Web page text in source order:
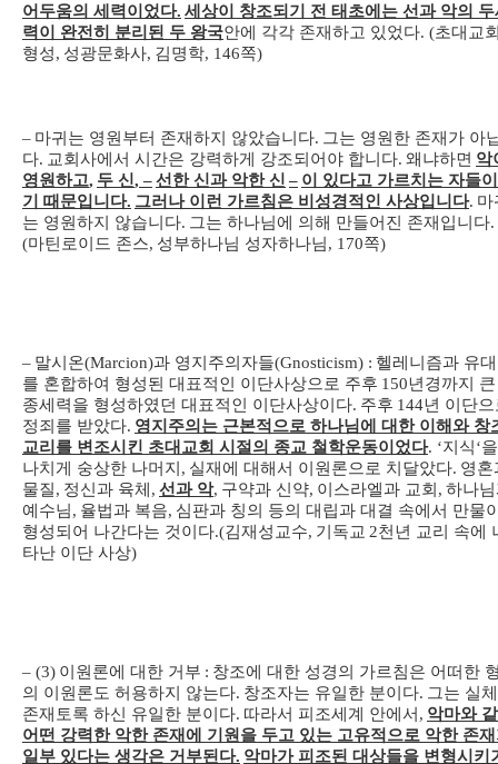
어두움의 세력이었다. 세상이 창조되기 전 태초에는 선과 악의 두
력이 완전히 분리된 두 왕국안에 각각 존재하고 있었다. (초대교
형성, 성광문화사, 김명학, 146쪽)
– 마귀는 영원부터 존재하지 않았습니다. 그는 영원한 존재가 아
다. 교회사에서 시간은 강력하게 강조되어야 합니다. 왜냐하면 악
영원하고, 두 신 , –선한 신과 악한 신 – 이 있다고 가르치는 자들
기 때문입니다. 그러나 이런 가르침은 비성경적인 사상입니다. 마
는 영원하지 않습니다. 그는 하나님에 의해 만들어진 존재입니다.
(마틴로이드 존스, 성부하나님 성자하나님, 170쪽)
– 말시온(Marcion)과 영지주의자들(Gnosticism) : 헬레니즘과 유
를 혼합하여 형성된 대표적인 이단사상으로 주후 150년경까지
종세력을 형성하였던 대표적인 이단사상이다. 주후 144년 이단으
정죄를 받았다. 영지주의는 근본적으로 하나님에 대한 이해와 창
교리를 변조시킨 초대교회 시절의 종교 철학운동이었다. ‘지식‘
나치게 숭상한 나머지 , 실재에 대해서 이원론으로 치달았다. 영혼
물질, 정신과 육체 , 선과 악, 구약과 신약, 이스라엘과 교회 , 하나
예수님, 율법과 복음, 심판과 칭의 등의 대립과 대결 속에서 만물
형성되어 나간다는 것이다.(김재성교수, 기독교 2천년 교리 속에
타난 이단 사상)
– (3) 이원론에 대한 거부 : 창조에 대한 성경의 가르침은 어떠한
의 이원론도 허용하지 않는다. 창조자는 유일한 분이다. 그는 실
존재토록 하신 유일한 분이다. 따라서 피조세계 안에서 , 악마와
어떤 강력한 악한 존재에 기원을 두고 있는 고유적으로 악한 존
일부 있다는 생각은 거부된다. 악마가 피조된 대상들을 변형시키